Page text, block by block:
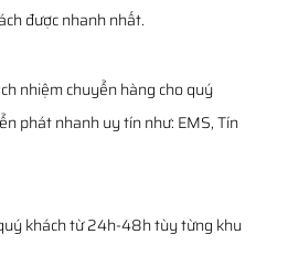
được nhanh nhất.
nhiệm chuyển hàng cho quý
phát nhanh uy tín như: EMS, Tín
khách từ 24h-48h tùy từng khu